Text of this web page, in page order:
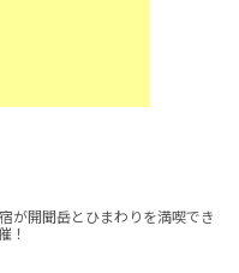
が開聞岳とひまわりを満喫でき
！